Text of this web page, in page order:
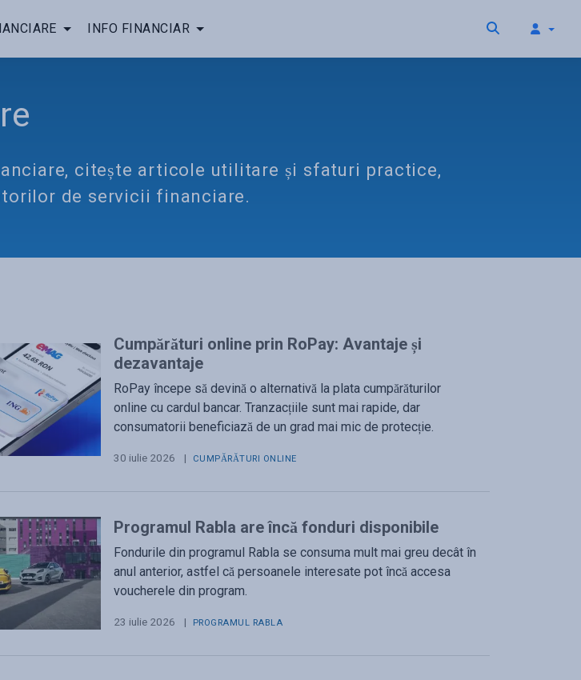
INFO FINANCIAR
citește articole utilitare și sfaturi practice,
de servicii financiare.
Cumpărături online prin RoPay: Avantaje și
dezavantaje
RoPay începe să devină o alternativă la plata cumpărăturilor
online cu cardul bancar. Tranzacțiile sunt mai rapide, dar
consumatorii beneficiază de un grad mai mic de protecție.
30 iulie 2026 | CUMPĂRĂTURI ONLINE
Programul Rabla are încă fonduri disponibile
Fondurile din programul Rabla se consuma mult mai greu decât în
anul anterior, astfel că persoanele interesate pot încă accesa
voucherele din program.
23 iulie 2026 | PROGRAMUL RABLA